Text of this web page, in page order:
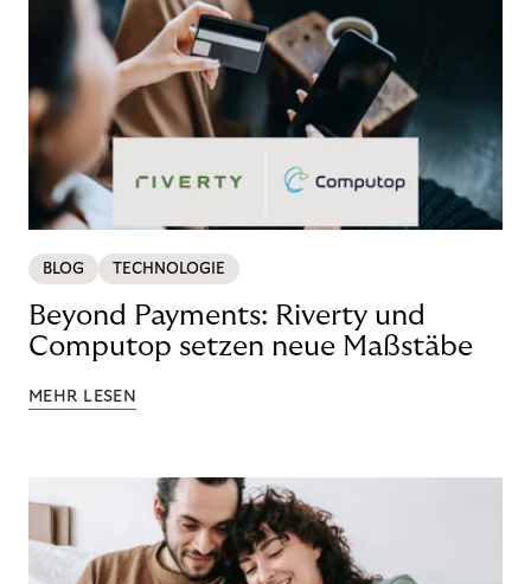
BLOG TECHNOLOGIE
Beyond Payments: Riverty und
Computop setzen neue Maßstäbe
MEHR LESEN